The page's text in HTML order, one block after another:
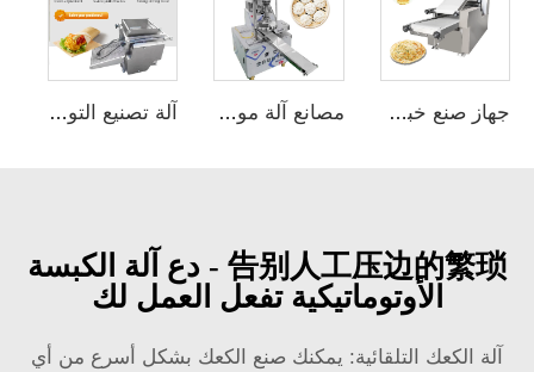
جهاز صنع خبز عربي بيتابسرعة عالية وكعك الروتي خط إنتاج تلقائي بالكامل مصانع آلة مومو الكهربائية ذات التكلفة المنخفضة، آلات تصنيع المنتجات الحبوبية التلقائية، آلة صنع الكعك المحشو آلة تصنيع التورتيلا بالدقيق بالكامل تلقائيًا منتج الحبوب لفائف التاكو لصنع الاستخدام المنزلي ضغط قطر 10 إنش
告别人工压边的繁琐 - دع آلة الكبسة
الأوتوماتيكية تفعل العمل لك
آلة الكعك التلقائية: يمكنك صنع الكعك بشكل أسرع من أي